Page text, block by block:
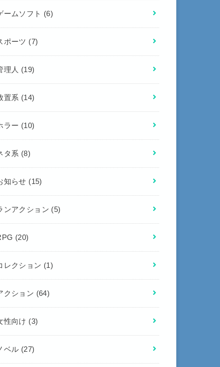
ームソフト (6)
ポーツ (7)
理人 (19)
置系 (14)
ラー (10)
タ系 (8)
知らせ (15)
ンアクション (5)
(20)
レクション (1)
クション (64)
性向け (3)
ベル (27)